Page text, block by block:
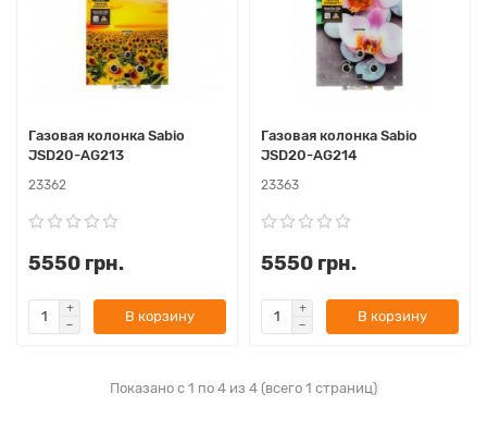
Газовая колонка Sabio
JSD20-AG213
23362
5550 грн.
В корзину
Газовая колонка Sabio
JSD20-AG214
23363
5550 грн.
В корзину
Показано с 1 по 4 из 4 (всего 1 страниц)